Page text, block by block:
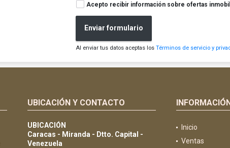
Acepto recibir información sobre ofertas
Enviar formulario
Al enviar tus datos aceptas losTérminos de servicio y
UBICACIÓN Y CONTACTO
UBICACIÓN
Caracas - Miranda - Dtto. Capital -
Venezuela
Inicio
Ventas